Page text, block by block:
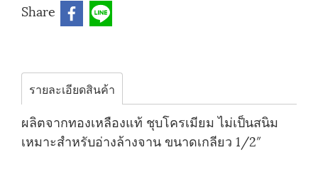
Share
รายละเอียดสินค้า
ผลิตจากทองเหลืองแท้ ชุบโครเมียม ไม่เป็นสนิม
เหมาะสำหรับอ่างล้างจาน ขนาดเกลียว 1/2″